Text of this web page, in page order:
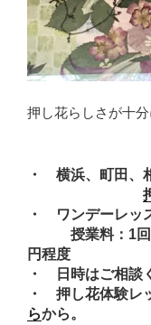
押し花らしさが十
・ 横浜、町田、
・ ワンデーレッ
授業料：1回2
円程度
・ 日時はご相談
・ 押し花体験レ
らから。